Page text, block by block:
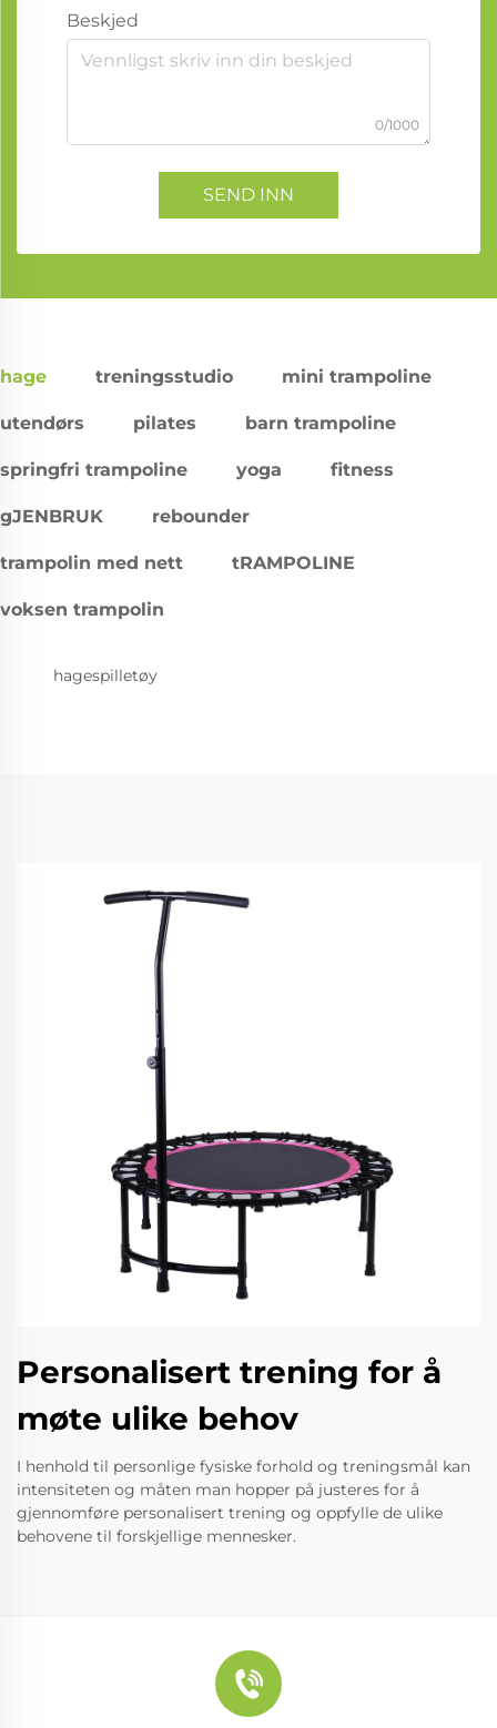
Beskjed
0/1000
SEND INN
hage treningsstudio mini trampoline
utendørs pilates barn trampoline
springfri trampoline yoga fitness
gJENBRUK rebounder
trampolin med nett tRAMPOLINE
voksen trampolin
hagespilletøy
Personalisert trening for å
møte ulike behov
I henhold til personlige fysiske forhold og treningsmål kan
intensiteten og måten man hopper på justeres for å
gjennomføre personalisert trening og oppfylle de ulike
behovene til forskjellige mennesker.